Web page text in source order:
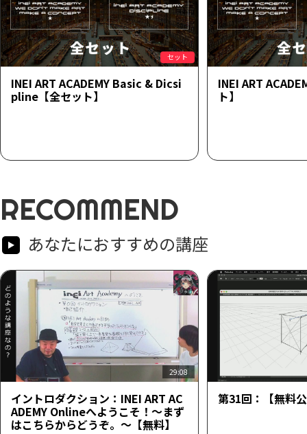
セット
INEI ART ACADEMY Basic & Dicsi
pline【全セット】
INEI ART
ト】
RECOMMEND
あなたにおすすめの講座
29:08
イントロダクション：INEI ART AC
ADEMY Onlineへようこそ！～まず
はこちらからどうぞ。～【無料】
第31回：【無料